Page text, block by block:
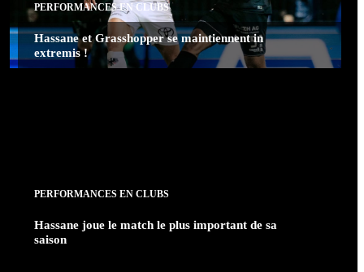
PERFORMANCES EN CLUBS
Hassane et Grasshopper se maintiennent in
extremis !
PERFORMANCES EN CLUBS
Hassane joue le match le plus important de sa
saison